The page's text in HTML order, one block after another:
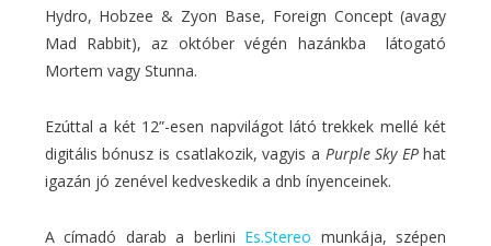
Hydro, Hobzee & Zyon Base, Foreign Concept (avagy
Mad Rabbit), az október végén hazánkba látogató
Mortem vagy Stunna.
Ezúttal a két 12”-esen napvilágot látó trekkek mellé két
digitális bónusz is csatlakozik, vagyis a Purple Sky EPhat
igazán jó zenével kedveskedik a dnb ínyenceinek.
A címadó darab a berlini Es.Stereo munkája, szépen